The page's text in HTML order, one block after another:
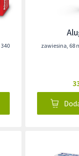
340
zawiesina, 68